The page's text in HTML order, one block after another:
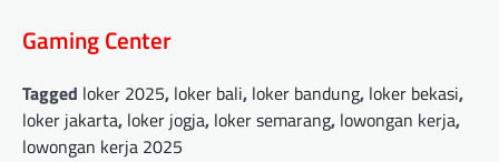
Gaming Center
Tagged loker 2025, loker bali, loker bandung, loker bekasi,
loker jakarta, loker jogja, loker semarang, lowongan kerja,
lowongan kerja 2025